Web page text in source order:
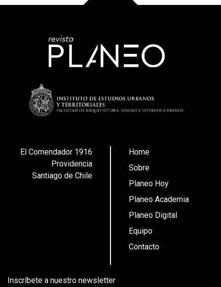
El Comendador 1916
Providencia
Santiago de Chile
Home
Sobre
Planeo Hoy
Planeo Academia
Planeo Digital
Equipo
Contacto
Inscríbete a nuestro newsletter